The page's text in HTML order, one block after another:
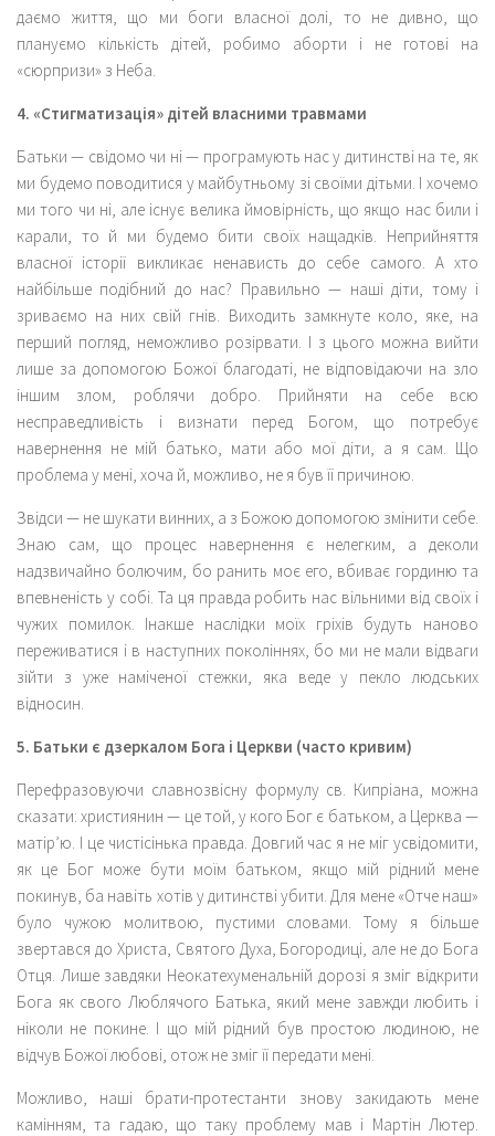
даємо життя, що ми боги власної долі, то не дивно, що
плануємо кількість дітей, робимо аборти і не готові на
«сюрпризи» з Неба.
4. «Стигматизація» дітей власними травмами
Батьки — свідомо чи ні — програмують нас у дитинстві на те, як
ми будемо поводитися у майбутньому зі своїми дітьми. І хочемо
ми того чи ні, але існує велика ймовірність, що якщо нас били і
карали, то й ми будемо бити своїх нащадків. Неприйняття
власної історії викликає ненависть до себе самого. А хто
найбільше подібний до нас? Правильно — наші діти, тому і
зриваємо на них свій гнів. Виходить замкнуте коло, яке, на
перший погляд, неможливо розірвати. І з цього можна вийти
лише за допомогою Божої благодаті, не відповідаючи на зло
іншим злом, роблячи добро. Прийняти на себе всю
несправедливість і визнати перед Богом, що потребує
навернення не мій батько, мати або мої діти, а я сам. Що
проблема у мені, хоча й, можливо, не я був її причиною.
Звідси — не шукати винних, а з Божою допомогою змінити себе.
Знаю сам, що процес навернення є нелегким, а деколи
надзвичайно болючим, бо ранить моє его, вбиває гординю та
впевненість у собі. Та ця правда робить нас вільними від своїх і
чужих помилок. Інакше наслідки моїх гріхів будуть наново
переживатися і в наступних поколіннях, бо ми не мали відваги
зійти з уже наміченої стежки, яка веде у пекло людських
відносин.
5. Батьки є дзеркалом Бога і Церкви (часто кривим)
Перефразовуючи славнозвісну формулу св. Кипріана, можна
сказати: християнин — це той, у кого Бог є батьком, а Церква —
матір’ю. І це чистісінька правда. Довгий час я не міг усвідомити,
як це Бог може бути моїм батьком, якщо мій рідний мене
покинув, ба навіть хотів у дитинстві убити. Для мене «Отче наш»
було чужою молитвою, пустими словами. Тому я більше
звертався до Христа, Святого Духа, Богородиці, але не до Бога
Отця. Лише завдяки Неокатехуменальній дорозі я зміг відкрити
Бога як свого Люблячого Батька, який мене завжди любить і
ніколи не покине. І що мій рідний був простою людиною, не
відчув Божої любові, отож не зміг її передати мені.
Можливо, наші брати-протестанти знову закидають мене
камінням, та гадаю, що таку проблему мав і Мартін Лютер.